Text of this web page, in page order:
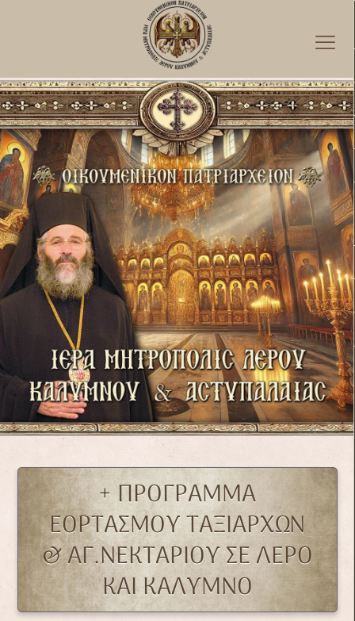
+ ΠΡΟΓΡΑΜΜΑ
ΕΟΡΤΑΣΜΟΥ ΤΑΞΙΑΡΧΩΝ
& ΑΓ.ΝΕΚΤΑΡΙΟΥ ΣΕ ΛΕΡΟ
ΚΑΙ ΚΑΛΥΜΝΟ